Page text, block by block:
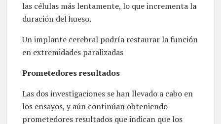
las células más lentamente, lo que incrementa la
duración del hueso.
Un implante cerebral podría restaurar la función
en extremidades paralizadas
Prometedores resultados
Las dos investigaciones se han llevado a cabo en
los ensayos, y aún continúan obteniendo
prometedores resultados que indican que los